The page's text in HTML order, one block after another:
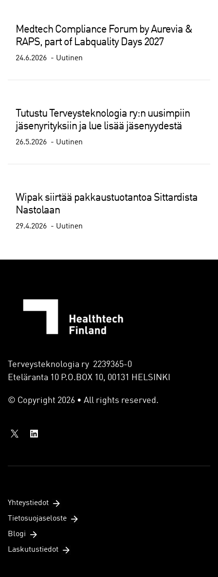
Medtech Compliance Forum by Aurevia &
RAPS, part of Labquality Days 2027
24.6.2026 Uutinen
Tutustu Terveysteknologia ry:n uusimpiin
jäsenyrityksiin ja lue lisää jäsenyydestä
26.5.2026 Uutinen
Wipak siirtää pakkaustuotantoa Sittardista
Nastolaan
29.4.2026 Uutinen
Terveysteknologia ry 2239365-0
Eteläranta 10 P.O.BOX 10, 00131 HELSINKI
© Copyright 2026 • All rights reserved.
Yhteystiedot
Tietosuojaseloste
Blogi
Laskutustiedot